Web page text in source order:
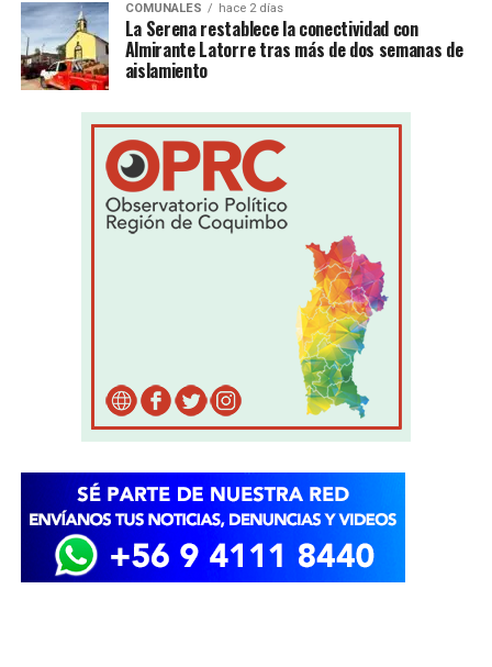
COMUNALES hace 2 días
La Serena restablece la conectividad con
Almirante Latorre tras más de dos semanas de
aislamiento